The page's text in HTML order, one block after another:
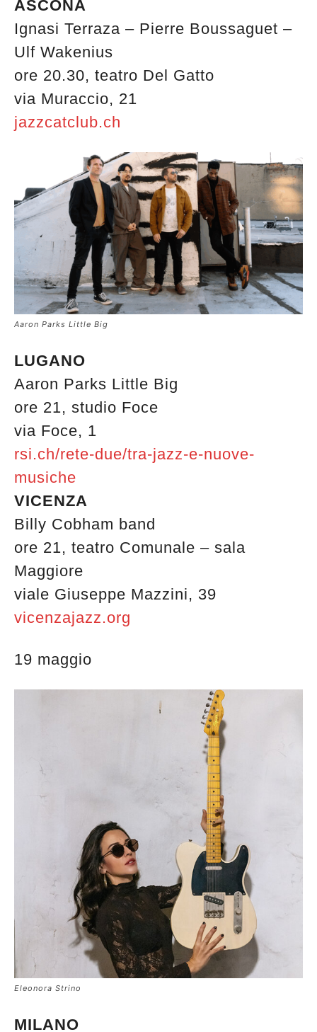
ASCONA
Ignasi Terraza – Pierre Boussaguet –
Ulf Wakenius
ore 20.30, teatro Del Gatto
via Muraccio, 21
jazzcatclub.ch
Aaron Parks Little Big
LUGANO
Aaron Parks Little Big
ore 21, studio Foce
via Foce, 1
rsi.ch/rete-due/tra-jazz-e-nuove-
musiche
VICENZA
Billy Cobham band
ore 21, teatro Comunale – sala
Maggiore
viale Giuseppe Mazzini, 39
vicenzajazz.org
19 maggio
Eleonora Strino
MILANO